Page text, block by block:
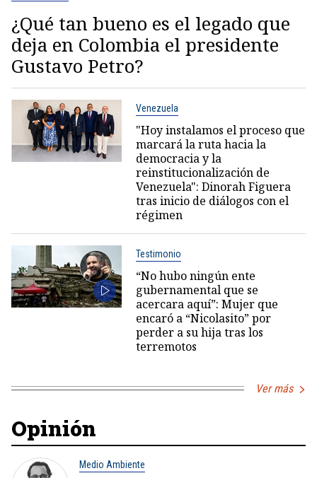
¿Qué tan bueno es el legado que
deja en Colombia el presidente
Gustavo Petro?
Venezuela
"Hoy instalamos el proceso que
marcará la ruta hacia la
democracia y la
reinstitucionalización de
Venezuela": Dinorah Figuera
tras inicio de diálogos con el
régimen
Testimonio
“No hubo ningún ente
gubernamental que se
acercara aquí”: Mujer que
encaró a “Nicolasito” por
perder a su hija tras los
terremotos
Ver más
Opinión
Medio Ambiente